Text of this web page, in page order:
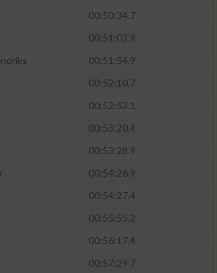
00:50:34.7
00:51:02.9
00:51:54.9
00:52:10.7
00:52:53.1
00:53:20.4
00:53:28.9
00:54:26.9
00:54:27.4
00:55:55.2
00:56:17.4
00:57:29.7
von Daten aus
Verbesserung der Angebote
aktiv angeforderten